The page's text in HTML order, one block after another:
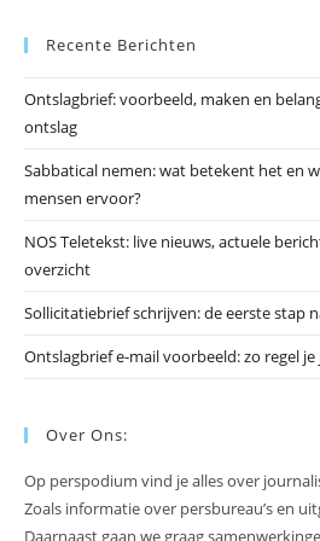
Recente Berichten
Ontslagbrief: voorbeeld, maken en
ontslag
Sabbatical nemen: wat betekent het en
mensen ervoor?
NOS Teletekst: live nieuws, actuele
overzicht
Sollicitatiebrief schrijven: de eerste stap
Ontslagbrief e-mail voorbeeld: zo regel
Over Ons:
Op perspodium vind je alles over
Zoals informatie over persbureau’s en
Daarnaast gaan we graag